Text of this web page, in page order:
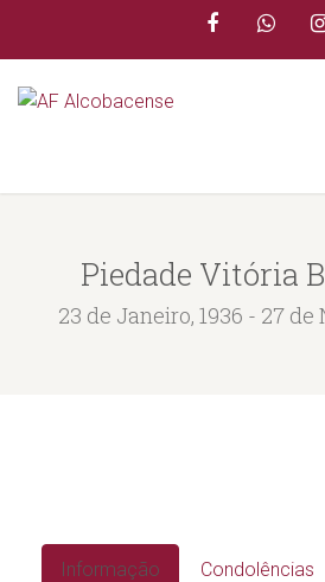
Piedade Vitória
23 de Janeiro, 1936 - 27 de
Informação Condolências